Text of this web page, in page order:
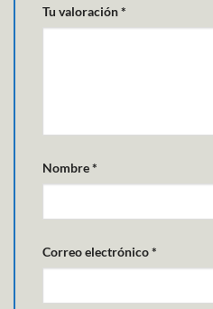
Tu valoración*
Nombre*
Correo electrónico*